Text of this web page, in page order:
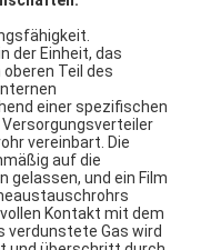
der Einheit, das
Teil des
einer spezifischen
Versorgungsverteiler
vereinbart. Die
auf die
gelassen, und ein Film
Kontakt mit dem
verdunstete Gas wird